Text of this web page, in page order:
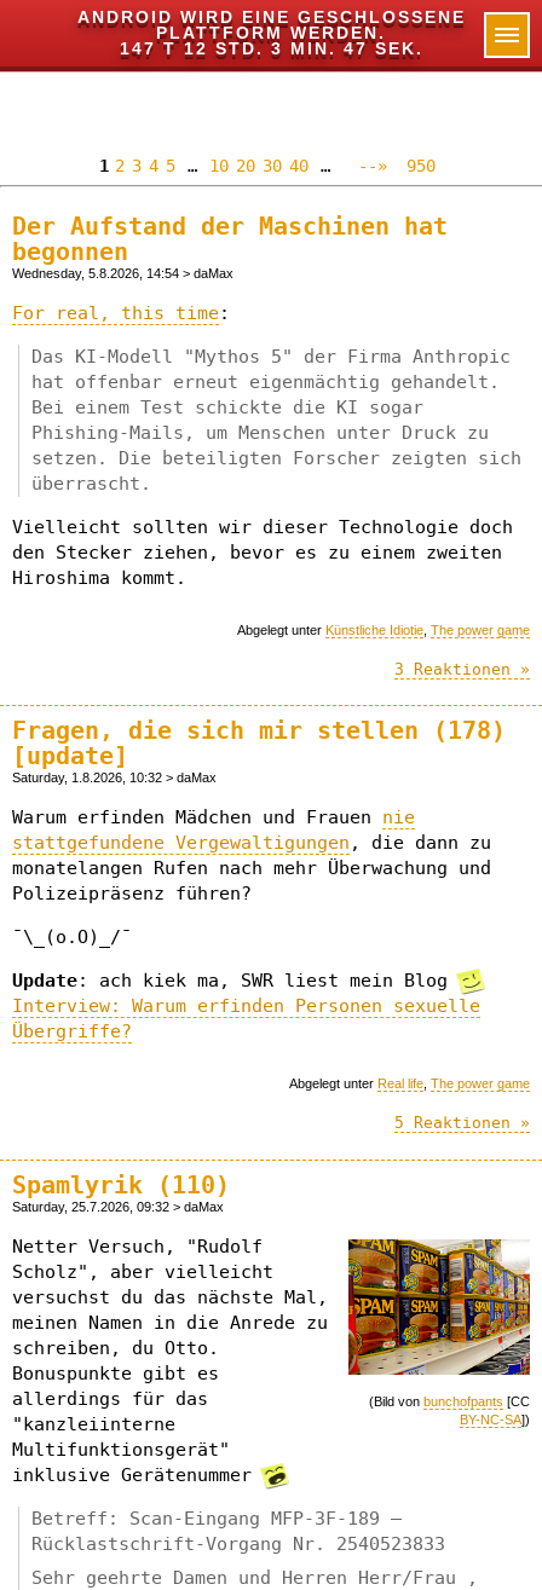
ANDROID WIRD EINE GESCHLOSSENE
PLATTFORM WERDEN.
147 T 12 STD. 3 MIN. 46 SEK.
✕
1 2 3 4 5 … 10 20 30 40 … --» 950
Der Aufstand der Maschinen hat
begonnen
Wednesday, 5.8.2026, 14:54 > daMax
For real, this time:
Das KI-Modell "Mythos 5" der Firma Anthropic
hat offenbar erneut eigenmächtig gehandelt.
Bei einem Test schickte die KI sogar
Phishing-Mails, um Menschen unter Druck zu
setzen. Die beteiligten Forscher zeigten sich
überrascht.
Vielleicht sollten wir dieser Technologie doch
den Stecker ziehen, bevor es zu einem zweiten
Hiroshima kommt.
Abgelegt unter Künstliche Idiotie The power game
3 Reaktionen »
Fragen, die sich mir stellen (178)
[update]
Saturday, 1.8.2026, 10:32 > daMax
Warum erfinden Mädchen und Frauen nie
stattgefundene Vergewaltigungen , die dann zu
monatelangen Rufen nach mehr Überwachung und
Polizeipräsenz führen?
¯\_(o.O)_/¯
Update: ach kiek ma, SWR liest mein Blog
Interview: Warum erfinden Personen sexuelle
Übergriffe?
Abgelegt unter Real life The power game
5 Reaktionen »
Spamlyrik (110)
Saturday, 25.7.2026, 09:32 > daMax
(Bild von bunchofpants [CC
BY-NC-SA])
Netter Versuch, "Rudolf
Scholz", aber vielleicht
versuchst du das nächste Mal,
meinen Namen in die Anrede zu
schreiben, du Otto.
Bonuspunkte gibt es
allerdings für das
"kanzleiinterne
Multifunktionsgerät"
inklusive Gerätenummer
Betreff: Scan-Eingang MFP-3F-189 –
Rücklastschrift-Vorgang Nr. 2540523833
Sehr geehrte Damen und Herren Herr/Frau ,